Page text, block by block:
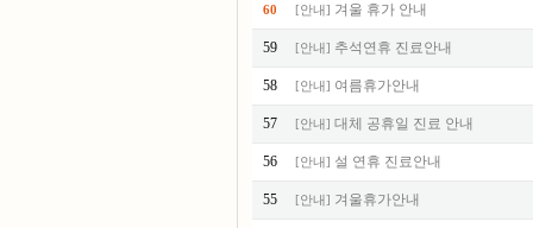
60 [안내] 겨울 휴가 안내
59 [안내] 추석연휴 진료안내
58 [안내] 여름휴가안내
57 [안내] 대체 공휴일 진료 안내
56 [안내] 설 연휴 진료안내
55 [안내] 겨울휴가안내